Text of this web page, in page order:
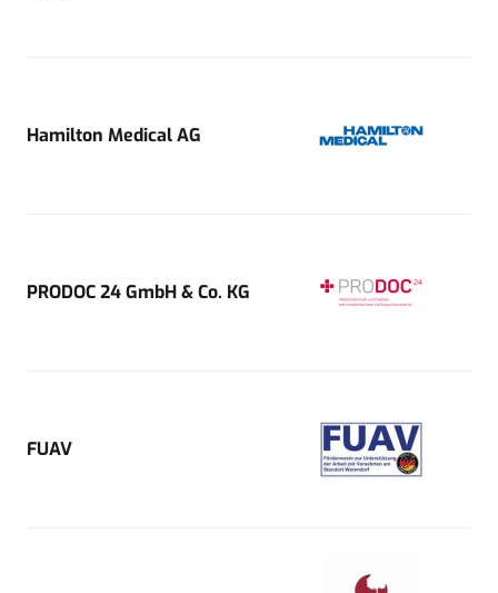
Hamilton Medical AG
PRODOC 24 GmbH & Co. KG
FUAV